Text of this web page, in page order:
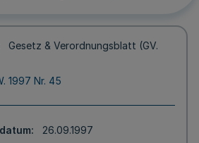
Gesetz & Verordnungsblatt (GV.
1997 Nr. 45
26.09.1997